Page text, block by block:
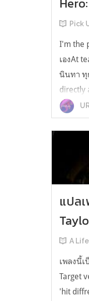
Pick
I'm the
เองAt
นินทา ทุ
directly
กล้าที่จ
กระจกดู
แปล
A
เพลงนี้เ
Target
'hit